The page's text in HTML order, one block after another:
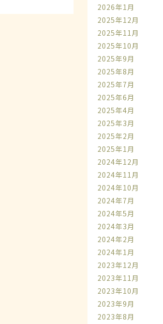
2026年1月
2025年12月
2025年11月
2025年10月
2025年9月
2025年8月
2025年7月
2025年6月
2025年4月
2025年3月
2025年2月
2025年1月
2024年12月
2024年11月
2024年10月
2024年7月
2024年5月
2024年3月
2024年2月
2024年1月
2023年12月
2023年11月
2023年10月
2023年9月
2023年8月